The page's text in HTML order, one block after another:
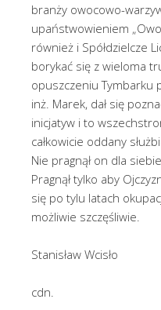
branży owocowo-
upaństwowieniem
również i Spółdzielcze
borykać się z wieloma
opuszczeniu Tymbarku
inż. Marek, dał się
inicjatyw i to
całkowicie oddany
Nie pragnął on dla
Pragnął tylko aby
się po tylu latach
możliwie szczęśliwie.
Stanisław Wcisło
cdn.